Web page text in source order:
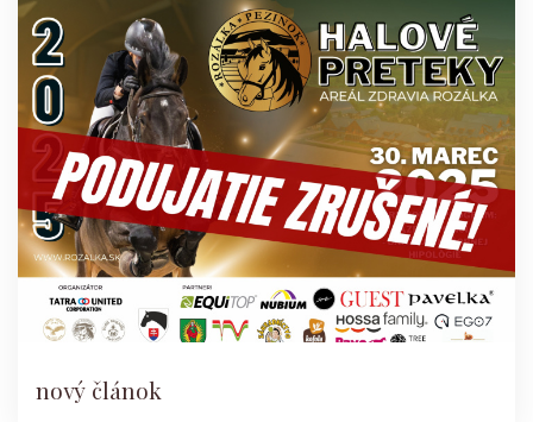
nový článok